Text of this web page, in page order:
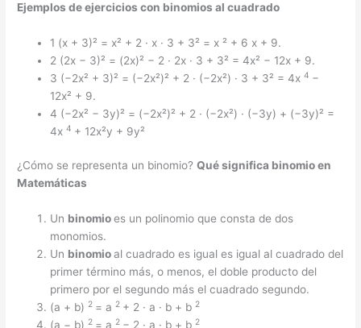
Ejemplosde ejercicios con binomiosal cuadrado
1 (x + 3)² = x² + 2 · x · 3 + 3² = x ² + 6 x + 9.
2 (2x − 3)² = (2x)² − 2 · 2x · 3 + 3² = 4x² − 12x + 9.
3 (−2x² + 3)² = (−2x²)² + 2 · (−2x²) · 3 + 3² = 4x4 −
12x² + 9.
4 (−2x² − 3y)² = (−2x²)² + 2 · (−2x²) · (−3y) + (−3y)² =
4x4 + 12x²y + 9y²
¿Cómo se representa un binomio?Quésignifica binomioen
Matemáticas
Un binomioes un polinomio que consta de dos
monomios.
Un binomioal cuadrado es igual es igual al cuadrado del
primer término más, o menos, el doble producto del
primero por el segundo más el cuadrado segundo.
(a + b) 2 = a 2 + 2 · a · b + b 2
(a − b) 2 = a 2 − 2 · a · b + b 2